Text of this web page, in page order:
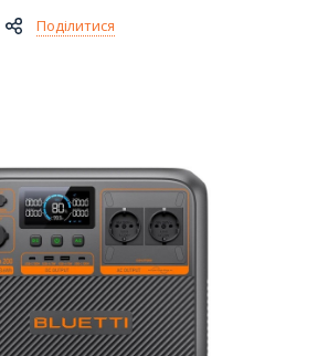
Поділитися